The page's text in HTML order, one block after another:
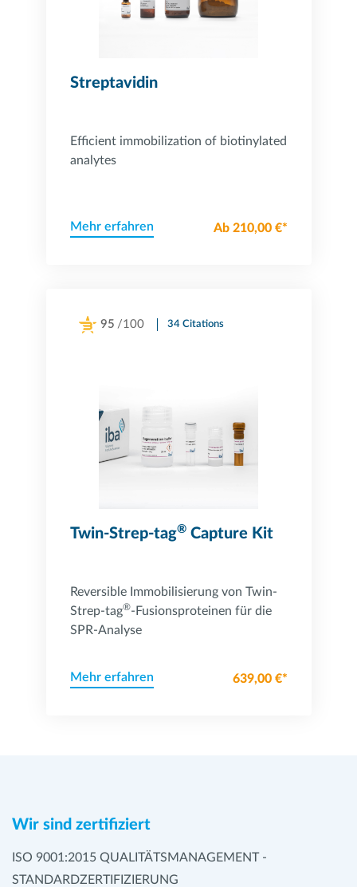
Streptavidin
Efficient immobilization of biotinylated
analytes
Mehr erfahren Ab 210,00 €*
95 /100 34 Citations
Twin-Strep-tag®Capture Kit
Reversible Immobilisierung von Twin-
Strep-tag®-Fusionsproteinen für die
SPR-Analyse
Mehr erfahren 639,00 €*
Wir sind zertifiziert
ISO 9001:2015 QUALITÄTSMANAGEMENT -
STANDARDZERTIFIZIERUNG